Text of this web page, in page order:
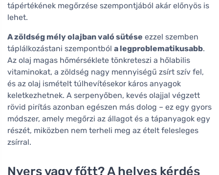
tápértékének megőrzése szempontjából akár előnyös is
lehet.
A zöldség mély olajban való sütése ezzel szemben
táplálkozástani szempontból a legproblematikusabb.
Az olaj magas hőmérséklete tönkreteszi a hőlabilis
vitaminokat, a zöldség nagy mennyiségű zsírt szív fel,
és az olaj ismételt túlhevítésekor káros anyagok
keletkezhetnek. A serpenyőben, kevés olajjal végzett
rövid pirítás azonban egészen más dolog – ez egy gyors
módszer, amely megőrzi az állagot és a tápanyagok egy
részét, miközben nem terheli meg az ételt felesleges
zsírral.
Nyers vagy főtt? A helyes kérdés